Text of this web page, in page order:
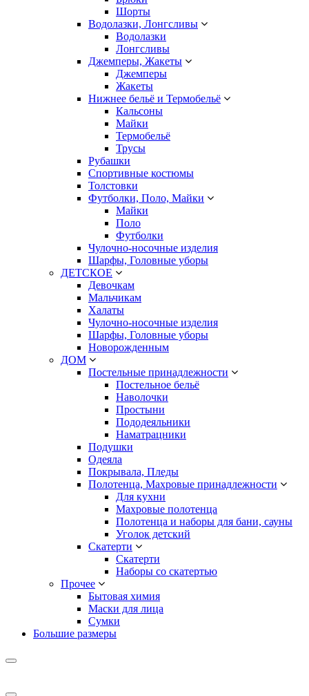
Шорты
Водолазки, Лонгсливы
Водолазки
Лонгсливы
Джемперы, Жакеты
Джемперы
Жакеты
Нижнее бельё и Термобельё
Кальсоны
Майки
Термобельё
Трусы
Рубашки
Спортивные костюмы
Толстовки
Футболки, Поло, Майки
Майки
Поло
Футболки
Чулочно-носочные изделия
Шарфы, Головные уборы
ДЕТСКОЕ
Девочкам
Мальчикам
Халаты
Чулочно-носочные изделия
Шарфы, Головные уборы
Новорожденным
ДОМ
Постельные принадлежности
Постельное бельё
Наволочки
Простыни
Пододеяльники
Наматрацники
Подушки
Одеяла
Покрывала, Пледы
Полотенца, Махровые принадлежности
Для кухни
Махровые полотенца
Полотенца и наборы для бани, сауны
Уголок детский
Скатерти
Скатерти
Наборы со скатертью
Прочее
Бытовая химия
Маски для лица
Сумки
Большие размеры